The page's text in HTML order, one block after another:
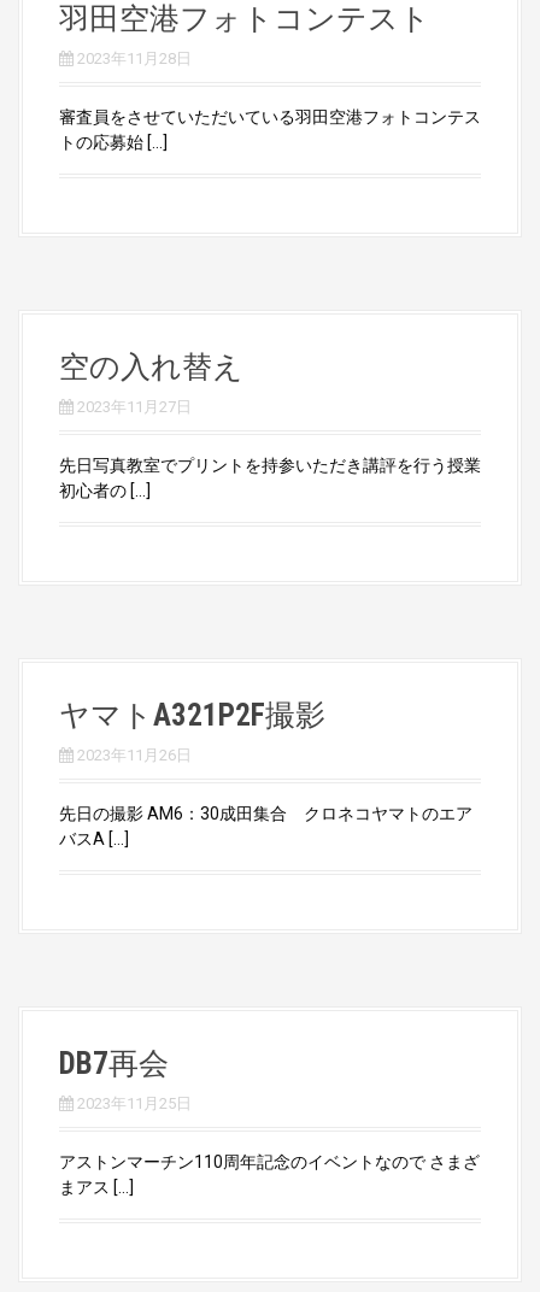
羽田空港フォトコンテスト
2023年11月28日
審査員をさせていただいている羽田空港フォトコンテス
トの応募始 […]
空の入れ替え
2023年11月27日
先日写真教室でプリントを持参いただき講評を行う授業
初心者の […]
ヤマトA321P2F撮影
2023年11月26日
先日の撮影 AM6：30成田集合 クロネコヤマトのエア
バスA […]
DB7再会
2023年11月25日
アストンマーチン110周年記念のイベントなので さまざ
まアス […]